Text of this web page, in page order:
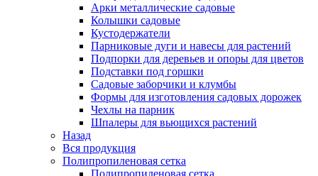
Арки металлические садовые
Колышки садовые
Кустодержатели
Парниковые дуги и навесы для растений
Подпорки для деревьев и опоры для цветов
Подставки под горшки
Садовые заборчики и клумбы
Формы для изготовления садовых дорожек
Чехлы на парник
Шпалеры для вьющихся растений
Назад
Вся продукция
Полипропиленовая сетка
Полипропиленовая сетка